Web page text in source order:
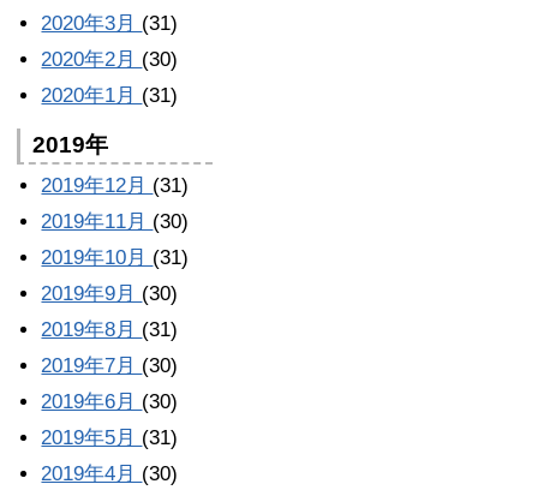
2020年3月 (31)
2020年2月 (30)
2020年1月 (31)
2019年
2019年12月 (31)
2019年11月 (30)
2019年10月 (31)
2019年9月 (30)
2019年8月 (31)
2019年7月 (30)
2019年6月 (30)
2019年5月 (31)
2019年4月 (30)